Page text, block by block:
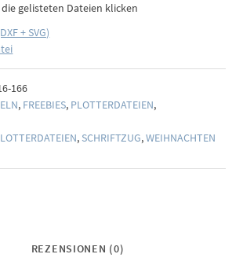
gelisteten Dateien klicken
+ SVG)
166
, FREEBIES, PLOTTERDATEIEN,
, SCHRIFTZUG,WEIHNACHTEN
REZENSIONEN (0)